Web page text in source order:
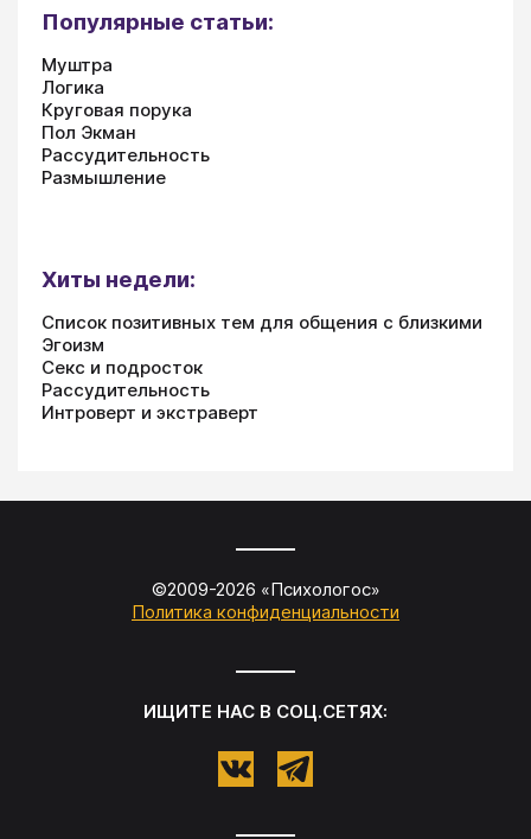
Популярные статьи:
Муштра
Логика
Круговая порука
Пол Экман
Рассудительность
Размышление
Хиты недели:
Список позитивных тем для общения с близкими
Эгоизм
Секс и подросток
Рассудительность
Интроверт и экстраверт
©2009-2026 «Психологос»
Политика конфиденциальности
ИЩИТЕ НАС В СОЦ.СЕТЯХ: